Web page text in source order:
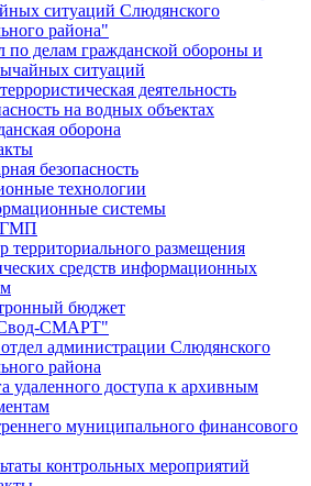
ситуаций Слюдянского
района"
по делам гражданской обороны и
ситуаций
деятельность
на водных объектах
оборона
безопасность
технологии
системы
территориального размещения
средств информационных
бюджет
СМАРТ"
администрации Слюдянского
района
удаленного доступа к архивным
муниципального финансового
контрольных мероприятий